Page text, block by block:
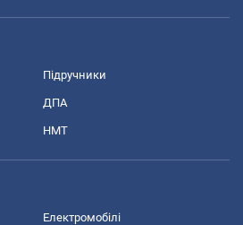
Підручники
ДПА
НМТ
Електромобілі